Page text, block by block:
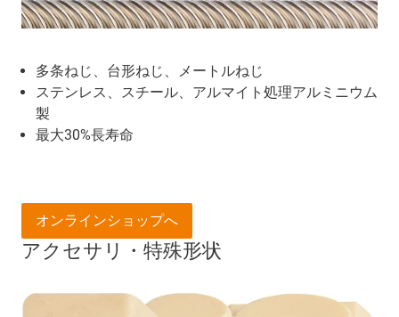
多条ねじ、台形ねじ、メートルねじ
ステンレス、スチール、アルマイト処理アルミニウム
製
最大30%長寿命
アクセサリ・特殊形状
オンラインショップへ